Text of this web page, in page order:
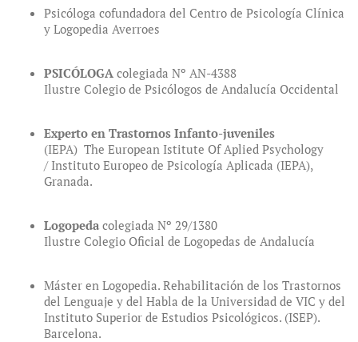
Psicóloga cofundadora del Centro de Psicología Clínica
y Logopedia Averroes
PSICÓLOGA colegiada Nº AN-4388
Ilustre Colegio de Psicólogos de Andalucía Occidental
Experto en Trastornos Infanto-juveniles
(IEPA) The European Istitute Of Aplied Psychology
/ Instituto Europeo de Psicología Aplicada (IEPA),
Granada.
Logopeda colegiada Nº 29/1380
Ilustre Colegio Oficial de Logopedas de Andalucía
Máster en Logopedia. Rehabilitación de los Trastornos
del Lenguaje y del Habla de la Universidad de VIC y del
Instituto Superior de Estudios Psicológicos. (ISEP).
Barcelona.